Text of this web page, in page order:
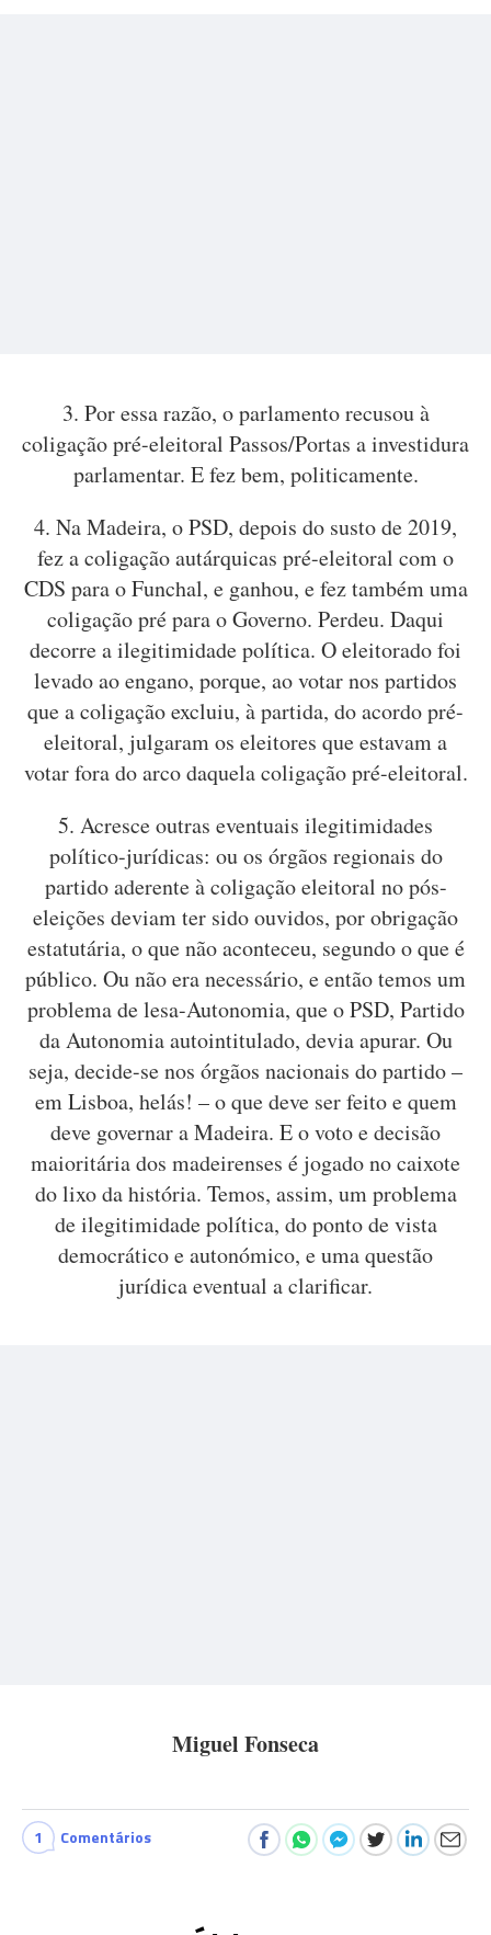
3. Por essa razão, o parlamento recusou à
coligação pré-eleitoral Passos/Portas a investidura
parlamentar. E fez bem, politicamente.
4. Na Madeira, o PSD, depois do susto de 2019,
fez a coligação autárquicas pré-eleitoral com o
CDS para o Funchal, e ganhou, e fez também uma
coligação pré para o Governo. Perdeu. Daqui
decorre a ilegitimidade política. O eleitorado foi
levado ao engano, porque, ao votar nos partidos
que a coligação excluiu, à partida, do acordo pré-
eleitoral, julgaram os eleitores que estavam a
votar fora do arco daquela coligação pré-eleitoral.
5. Acresce outras eventuais ilegitimidades
político-jurídicas: ou os órgãos regionais do
partido aderente à coligação eleitoral no pós-
eleições deviam ter sido ouvidos, por obrigação
estatutária, o que não aconteceu, segundo o que é
público. Ou não era necessário, e então temos um
problema de lesa-Autonomia, que o PSD, Partido
da Autonomia autointitulado, devia apurar. Ou
seja, decide-se nos órgãos nacionais do partido –
em Lisboa, helás! – o que deve ser feito e quem
deve governar a Madeira. E o voto e decisão
maioritária dos madeirenses é jogado no caixote
do lixo da história. Temos, assim, um problema
de ilegitimidade política, do ponto de vista
democrático e autonómico, e uma questão
jurídica eventual a clarificar.
Miguel Fonseca
1 Comentários